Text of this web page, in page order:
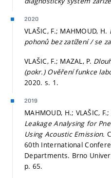
2020
VLAŠIC, F.; MAHMOUD, H.
pohonů bez zatížení / se
VLAŠIC, F.; MAZAL, P.
(pokr.) Ověření funkce
2020. s. 1.
2019
MAHMOUD, H.; VLAŠIC,
Leakage Analysing for
Using Acoustic Emission.
60th International
Departments. Brno
p. 65.